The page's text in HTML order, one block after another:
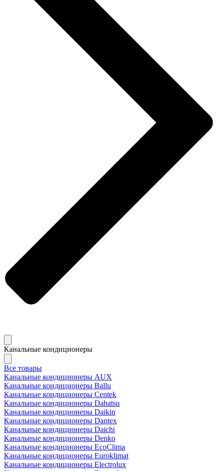
Канальные кондиционеры
Все товары
Канальные кондиционеры AUX
Канальные кондиционеры Ballu
Канальные кондиционеры Centek
Канальные кондиционеры Dahatsu
Канальные кондиционеры Daikin
Канальные кондиционеры Dantex
Канальные кондиционеры Daichi
Канальные кондиционеры Denko
Канальные кондиционеры EcoClima
Канальные кондиционеры Euroklimat
Канальные кондиционеры Electrolux